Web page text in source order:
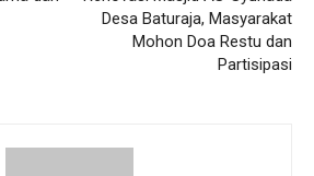
Desa Baturaja, Masyarakat
Mohon Doa Restu dan
Partisipasi